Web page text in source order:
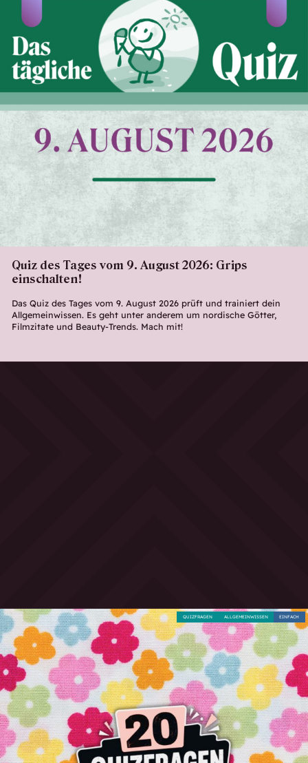
Quiz des Tages vom 9. August 2026: Grips
einschalten!
Das Quiz des Tages vom 9. August 2026 prüft und trainiert dein
Allgemeinwissen. Es geht unter anderem um nordische Götter,
Filmzitate und Beauty-Trends. Mach mit!
EINFACH
ALLGEMEINWISSEN
QUIZFRAGEN